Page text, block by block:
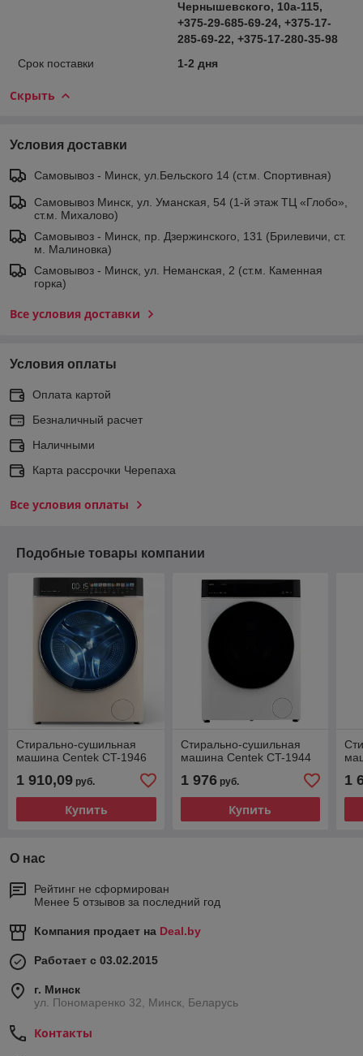
Чернышевского, 10а-115,
+375-29-685-69-24, +375-17-
285-69-22, +375-17-280-35-98
Срок поставки
1-2 дня
Скрыть
Условия доставки
Самовывоз - Минск, ул.Бельского 14 (ст.м. Спортивная)
Самовывоз Минск, ул. Уманская, 54 (1-й этаж ТЦ «Глобо»,
ст.м. Михалово)
Самовывоз - Минск, пр. Дзержинского, 131 (Брилевичи, ст.
м. Малиновка)
Самовывоз - Минск, ул. Неманская, 2 (ст.м. Каменная
горка)
Все условия доставки
Условия оплаты
Оплата картой
Безналичный расчет
Наличными
Карта рассрочки Черепаха
Все условия оплаты
Подобные товары компании
Стирально-сушильная
машина Centek CT-1946
1 910,09 руб.
Купить
Стирально-сушильная
машина Centek CT-1944
1 976руб.
Купить
1
О нас
Рейтинг не сформирован
Менее 5 отзывов за последний год
Компания продает на Deal.by
Работает с 03.02.2015
г. Минск
ул. Пономаренко 32, Минск, Беларусь
Контакты